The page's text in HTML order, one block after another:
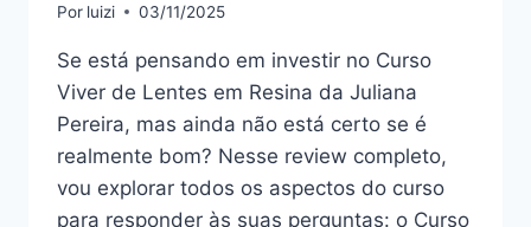
Por luizi 03/11/2025
Se está pensando em investir no Curso
Viver de Lentes em Resina da Juliana
Pereira, mas ainda não está certo se é
realmente bom? Nesse review completo,
vou explorar todos os aspectos do curso
para responder às suas perguntas: o Curso